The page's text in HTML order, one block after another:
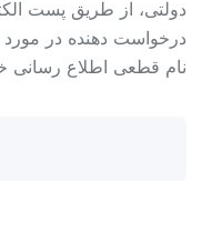
دولتی، از طریق پست
درخواست دهنده در
نام قطعی اطلاع رسانی